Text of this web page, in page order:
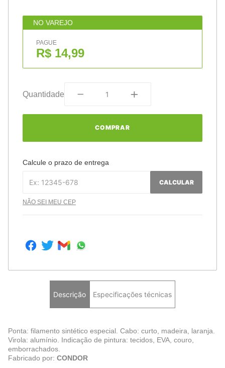
NO VAREJO
PAGUE
R$ 14,99
Quantidade
COMPRAR
Calcule o prazo de entrega
CALCULAR
NÃO SEI MEU CEP
Descrição Especificações técnicas
Ponta: filamento sintético especial. Cabo: curto, madeira, laranja.
Virola: alumínio. Indicação de pintura: tecidos, EVA, couro,
emborrachados.
Fabricado por: CONDOR